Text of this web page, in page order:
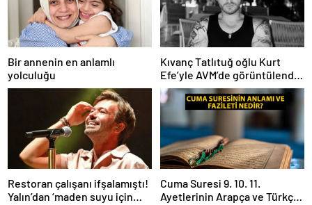
Bir annenin en anlamlı
yolculuğu
Kıvanç Tatlıtuğ oğlu Kurt
Efe’yle AVM’de görüntülendi!
“Birlikte geçirdiğimi her an..”
Restoran çalışanı ifşalamıştı!
Yalın’dan ‘maden suyu için
Cuma Suresi 9. 10. 11.
Ayetlerinin Arapça ve Türkçe